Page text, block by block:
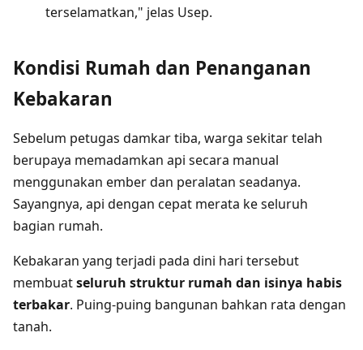
terselamatkan," jelas Usep.
Kondisi Rumah dan Penanganan
Kebakaran
Sebelum petugas damkar tiba, warga sekitar telah
berupaya memadamkan api secara manual
menggunakan ember dan peralatan seadanya.
Sayangnya, api dengan cepat merata ke seluruh
bagian rumah.
Kebakaran yang terjadi pada dini hari tersebut
membuatseluruh struktur rumah dan isinya habis
terbakar. Puing-puing bangunan bahkan rata dengan
tanah.